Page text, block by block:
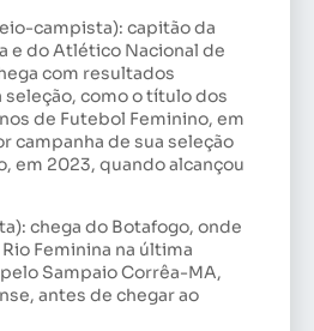
campista): capitão da
e do Atlético Nacional de
com resultados
como o título dos
de Futebol Feminino, em
campanha de sua seleção
em 2023, quando alcançou
chega do Botafogo, onde
Feminina na última
Sampaio Corrêa-MA,
antes de chegar ao